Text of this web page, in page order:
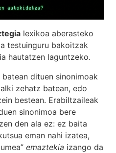
lexikoa aberasteko
testuinguru bakoitzak
hautatzen laguntzeko.
dituen sinonimoak
zehatz batean, edo
bestean. Erabiltzaileak
sinonimoa bere
den ala ez: ez baita
eman nahi izatea,
emaztekia izango da